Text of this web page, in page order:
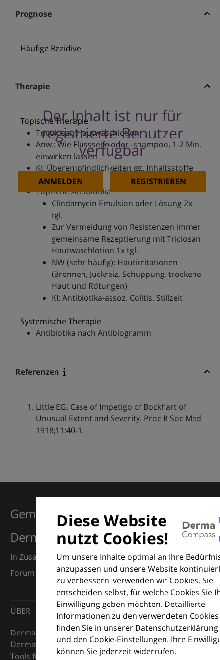
Prognose
Häufige Rezidive.
Therapie
Der Inhalt ist nur für
registrierte Benutzer
verfügbar
ANMELDEN REGISTRIEREN
Topische Therapie
Tricolosan Hautwaschlotion
Anw.: Wie Flüssseife oder -shampoo, 1-2 Min.
einwirken lassen
KI: Überempfindlichkeiten gg. Inhaltsstoffe
Topische Antibiotika
Clindamycin Emulsion oder Lösung 2x
tgl.
Zur Vermeidung von Resistenzen immer
gemeinsame Rezeptierung mit Triclosan
Hautwaschlotion 1x tgl.
NW (sehr häufig): Hautirritationen
(Brennen, Juckreiz, Schuppung, trockene
Haut und Rötungen)
KI: Antibiotika-assoz. Colitis. Stillzeit
Systemische Therapie
Antibiotika nach Antibiogramm
Referenzen
Little EG. Case of Impetigo of Bockhart of
Unusual Extent and Severity. Proc R Soc Med
1918;11:40-1.
Diese Website
nutzt Cookies!
Um unsere Inhalte optimal an Ihre
anzupassen und unsere Website
zu verbessern, verwenden wir Cookies. Sie
entscheiden selbst, für welche Cookies Sie
Einwilligung geben möchten. Detaillierte
Informationen zu den verwendeten Cookies
finden Sie in unserer Datenschutzerklärung
und den Cookie-Einstellungen. Ihre
können Sie jederzeit widerrufen.
Gemeinsam für Exzellenz in der
Dermatologie
In Zusammenarbeit mit dem European Dermatology
Forum (EDF) und Euroderm Excellence
ÜBER
DermaCompass ist Ihr digitaler Kompass für die
Dermatologie – mit Wissen, Bildern und praktischen
Tools für den klinischen Alltag.